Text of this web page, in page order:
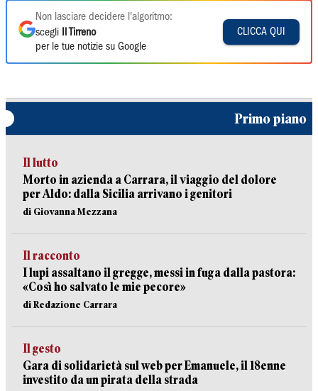
Non lasciare decidere l'algoritmo:
scegli
Il Tirreno
per le tue notizie su Google
CLICCA QUI
Primo piano
Il lutto
Morto in azienda a Carrara, il viaggio del dolore
per Aldo: dalla Sicilia arrivano i genitori
di Giovanna Mezzana
Il racconto
I lupi assaltano il gregge, messi in fuga dalla pastora:
«Così ho salvato le mie pecore»
di Redazione Carrara
Il gesto
Gara di solidarietà sul web per Emanuele, il 18enne
investito da un pirata della strada